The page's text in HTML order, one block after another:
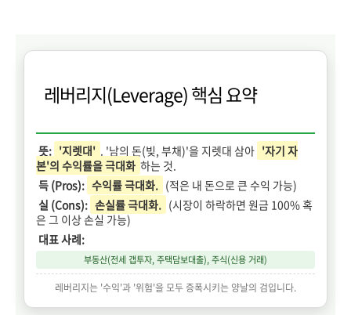
레버리지(Leverage) 핵심 요약
뜻: '지렛대' . '남의 돈(빚, 부채)'을 지렛대 삼아 '자기 자
본'의 수익률을 극대화 하는 것.
득 (Pros): 수익률 극대화. (적은 내 돈으로 큰 수익 가능)
실 (Cons): 손실률 극대화. (시장이 하락하면 원금 100% 혹
은 그 이상 손실 가능)
대표 사례:
부동산(전세 갭투자, 주택담보대출), 주식(신용 거래)
레버리지는 '수익'과 '위험'을 모두 증폭시키는 양날의 검입니다.